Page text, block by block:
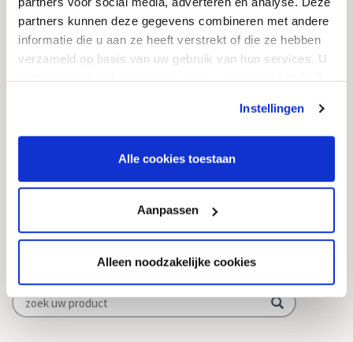
partners kunnen deze gegevens combineren met andere
informatie die u aan ze heeft verstrekt of die ze hebben
verzameld op basis van uw gebruik van hun services. U
Instellingen
Alle cookies toestaan
Aanpassen
Alleen noodzakelijke cookies
Informatie over grafstenen
Contact
Goedkope Grafstenen
085 - 081 00 69
Zoekt u iets?
zoekbalk of neem gerust contact met ons op.